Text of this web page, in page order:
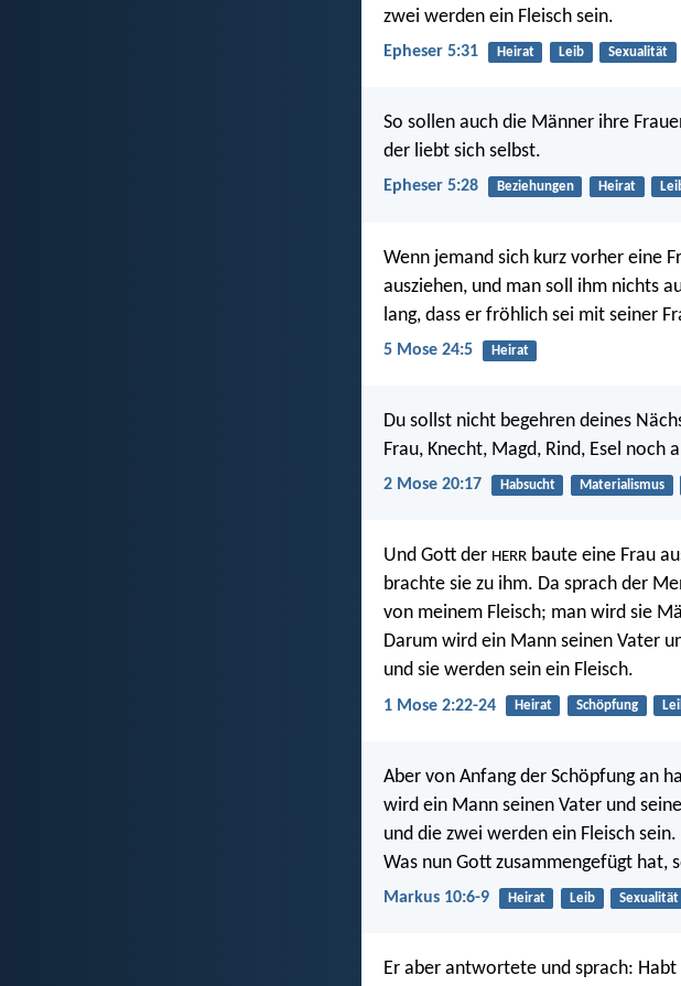
zwei werden ein Fleisch sein.
Epheser 5:31 Heirat Leib Sexualität
So sollen auch die Männer ihre
der liebt sich selbst.
Epheser 5:28 Beziehungen Heirat
Wenn jemand sich kurz vorher eine
ausziehen, und man soll ihm nichts
lang, dass er fröhlich sei mit seiner
5 Mose 24:5 Heirat
Du sollst nicht begehren deines
Frau, Knecht, Magd, Rind, Esel noch
2 Mose 20:17 Habsucht Materialismus
Und Gott der HERR baute eine Frau
brachte sie zu ihm. Da sprach der
von meinem Fleisch; man wird sie
Darum wird ein Mann seinen Vater
und sie werden sein ein Fleisch.
1 Mose 2:22-24 Heirat Schöpfung
Aber von Anfang der Schöpfung an
wird ein Mann seinen Vater und
und die zwei werden ein Fleisch
Was nun Gott zusammengefügt hat,
Markus 10:6-9 Heirat Leib Sexualität
Er aber antwortete und sprach: